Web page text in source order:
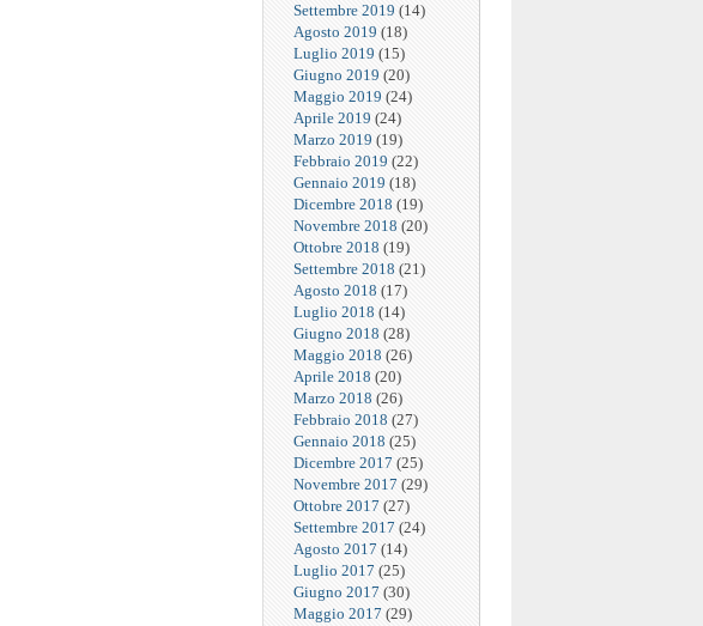
Settembre 2019 (14)
Agosto 2019 (18)
Luglio 2019 (15)
Giugno 2019 (20)
Maggio 2019 (24)
Aprile 2019 (24)
Marzo 2019 (19)
Febbraio 2019 (22)
Gennaio 2019 (18)
Dicembre 2018 (19)
Novembre 2018 (20)
Ottobre 2018 (19)
Settembre 2018 (21)
Agosto 2018 (17)
Luglio 2018 (14)
Giugno 2018 (28)
Maggio 2018 (26)
Aprile 2018 (20)
Marzo 2018 (26)
Febbraio 2018 (27)
Gennaio 2018 (25)
Dicembre 2017 (25)
Novembre 2017 (29)
Ottobre 2017 (27)
Settembre 2017 (24)
Agosto 2017 (14)
Luglio 2017 (25)
Giugno 2017 (30)
Maggio 2017 (29)